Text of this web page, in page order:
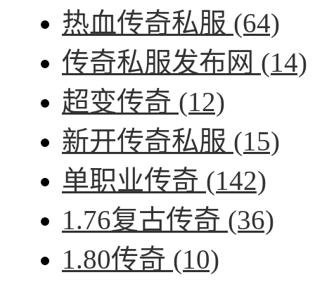
热血传奇私服 (64)
传奇私服发布网 (14)
超变传奇 (12)
新开传奇私服 (15)
单职业传奇 (142)
1.76复古传奇 (36)
1.80传奇 (10)